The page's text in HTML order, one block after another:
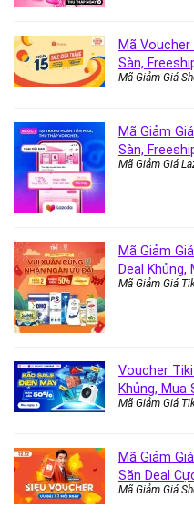
Mã
Sàn,
Mã Giảm Giá
Mã Giảm
Sàn,
Mã Giảm Giá
Mã Giảm
Deal Khủng,
Mã Giảm Giá
Voucher
Khủng, Mua
Mã Giảm Giá
Mã Giảm
Săn Deal
Mã Giảm Giá